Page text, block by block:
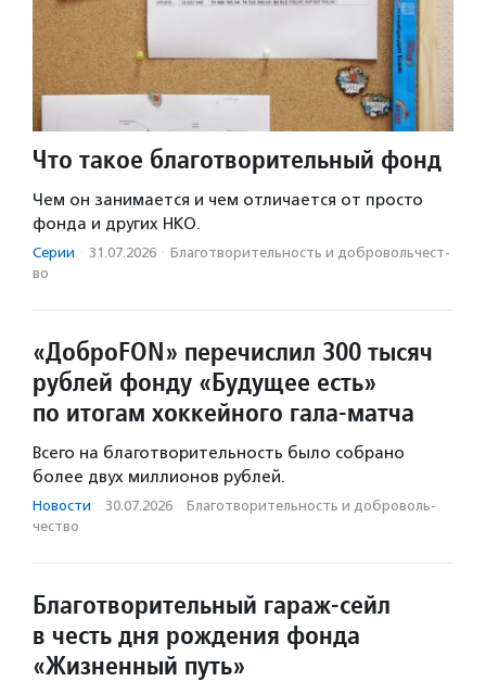
Что такое благотворительный фонд
Чем он занимается и чем отличается от просто
фонда и других НКО.
Серии · 31.07.2026 · Благотвори­тель­ность и доброволь­чест­
во
«ДоброFON» перечислил 300 тысяч
рублей фонду «Будущее есть»
по итогам хоккейного гала-матча
Всего на благотворительность было собрано
более двух миллионов рублей.
Новости · 30.07.2026 · Благотвори­тель­ность и доброволь­
чест­во
Благотворительный гараж-сейл
в честь дня рождения фонда
«Жизненный путь»